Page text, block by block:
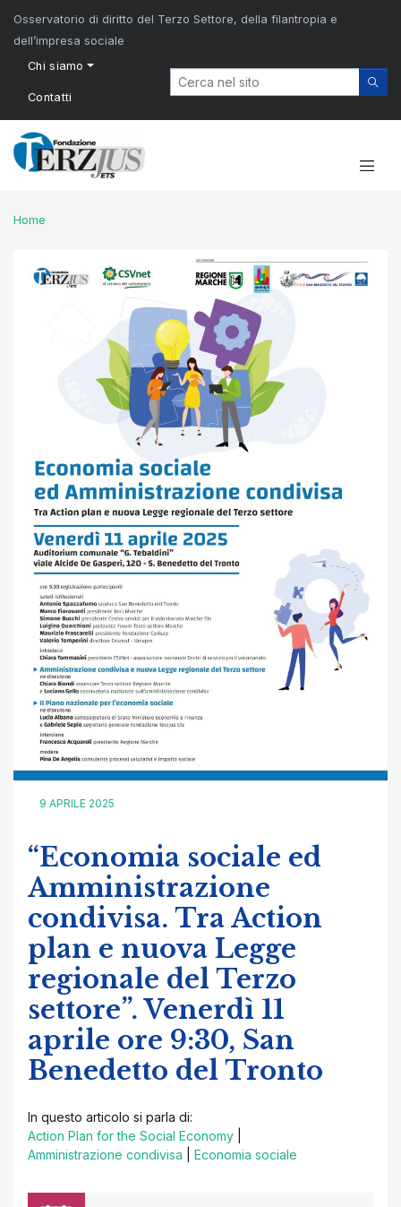
Osservatorio di diritto del Terzo Settore, della filantropia e
dell’impresa sociale
Chi siamo
Contatti
Home
9 APRILE 2025
“Economia sociale ed
Amministrazione
condivisa. Tra Action
plan e nuova Legge
regionale del Terzo
settore”. Venerdì 11
aprile ore 9:30, San
Benedetto del Tronto
In questo articolo si parla di:
Action Plan for the Social Economy
Amministrazione condivisa
Economia sociale